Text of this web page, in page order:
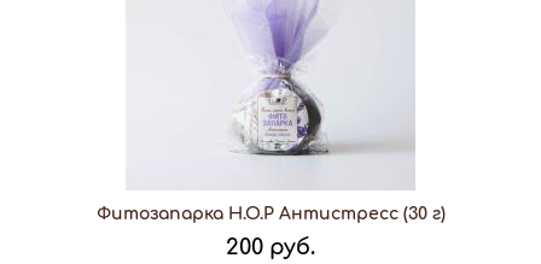
Фитозапарка H.O.P Антистресс (30 г)
200 руб.